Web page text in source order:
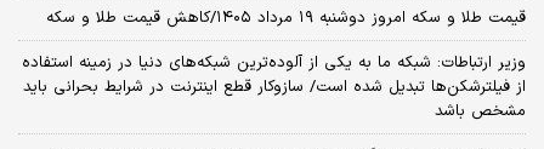
قیمت طلا و سکه امروز دوشنبه ۱۹ مرداد ۱۴۰۵/کاهش قیمت طلا و سکه
وزیر ارتباطات: شبکه ما به یکی از آلوده‌ترین شبکه‌های دنیا در زمینه استفاده
از فیلترشکن‌ها تبدیل شده است/ سازوکار قطع اینترنت در شرایط بحرانی باید
مشخص باشد